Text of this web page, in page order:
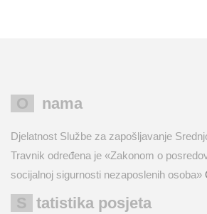
O nama
Djelatnost Službe za zapošljavanje
Travnik određena je «Zakonom o
socijalnoj sigurnosti nezaposlenih osoba»
Statistika posjeta